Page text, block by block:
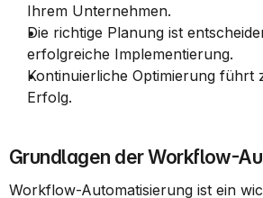
Ihrem Unternehmen.
Die richtige Planung ist
erfolgreiche Implementierung.
Kontinuierliche Optimierung führt
Erfolg.
Grundlagen der Workflow-
Workflow-Automatisierung ist ein